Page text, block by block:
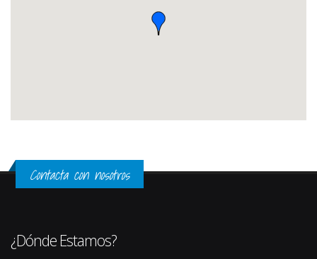
Contacta con nosotros
¿Dónde Estamos?